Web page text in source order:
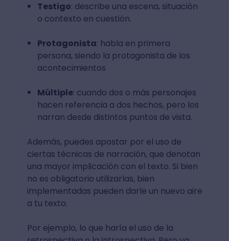
Testigo: describe una escena, situación
o contexto en cuestión.
Protagonista: habla en primera
persona, siendo la protagonista de los
acontecimientos
Múltiple: cuando dos o más personajes
hacen referencia a dos hechos, pero los
narran desde distintos puntos de vista.
Además, puedes apostar por el uso de
ciertas técnicas de narración, que denotan
una mayor implicación con el texto. Si bien
no es obligatorio utilizarlas, bien
implementadas pueden darle un nuevo aire
a tu texto.
Por ejemplo, lo que haría el uso de la